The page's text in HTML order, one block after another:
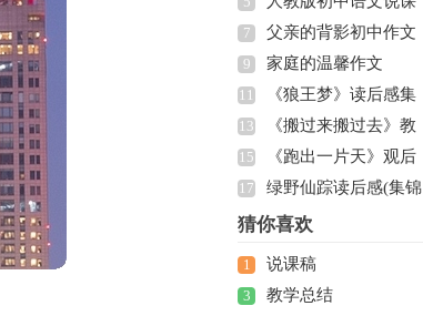
稿范文汇编八篇
7 父亲的背影初中作文
9 家庭的温馨作文
11
《狼王梦》读后感集
锦15篇
13
《搬过来搬过去》教
案
15
《跑出一片天》观后
感(15篇)
17
绿野仙踪读后感(集锦
15篇)
猜你喜欢
1 说课稿
3 教学总结